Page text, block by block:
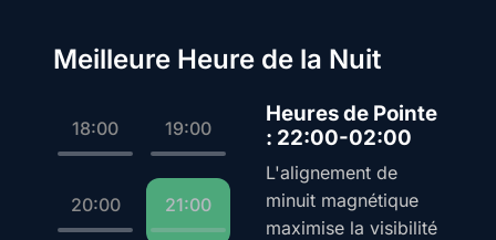
Meilleure Heure de la Nuit
18:00 19:00
20:00 21:00
Heures de Pointe
: 22:00-02:00
L'alignement de
minuit magnétique
maximise la visibilité